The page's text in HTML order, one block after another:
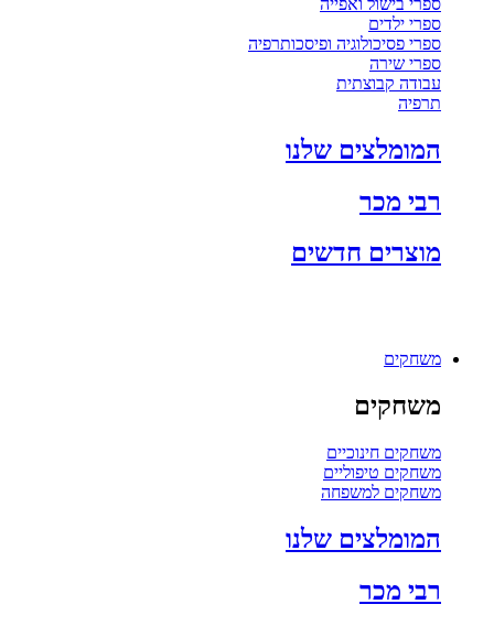
ספרי ילדים
ספרי פסיכולוגיה ופיסכותרפיה
ספרי שירה
עבודה קבוצתית
תרפיה
המומלצים שלנו
רבי מכר
מוצרים חדשים
משחקים
משחקים
משחקים חינוכיים
משחקים טיפוליים
משחקים למשפחה
המומלצים שלנו
רבי מכר